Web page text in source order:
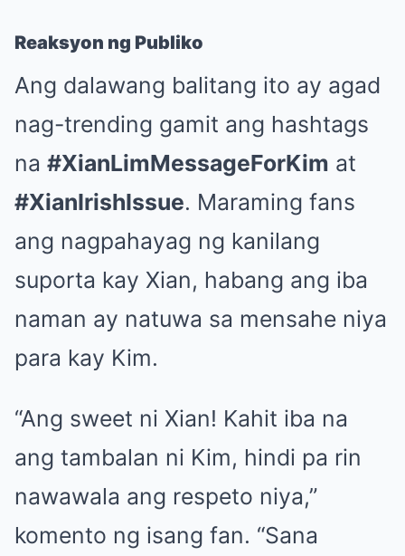
Reaksyon ng Publiko
Ang dalawang balitang ito ay agad
nag-trending gamit ang hashtags
na #XianLimMessageForKim at
#XianIrishIssue. Maraming fans
ang nagpahayag ng kanilang
suporta kay Xian, habang ang iba
naman ay natuwa sa mensahe niya
para kay Kim.
“Ang sweet ni Xian! Kahit iba na
ang tambalan ni Kim, hindi pa rin
nawawala ang respeto niya,”
komento ng isang fan. “Sana